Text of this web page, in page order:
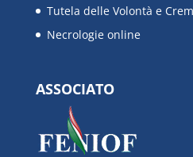
Tutela delle Volontà e
Necrologie online
ASSOCIATO